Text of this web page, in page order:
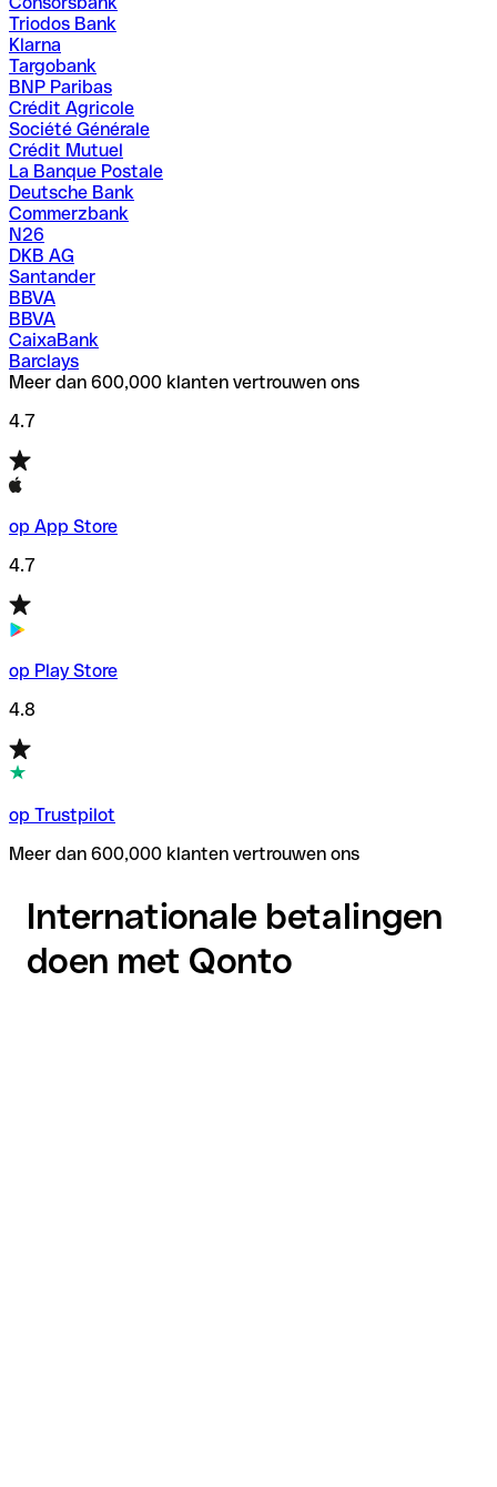
Triodos Bank
Klarna
Targobank
BNP Paribas
Crédit Agricole
Société Générale
Crédit Mutuel
La Banque Postale
Deutsche Bank
Commerzbank
N26
DKB AG
Santander
BBVA
BBVA
CaixaBank
Barclays
Meer dan 600,000 klanten vertrouwen ons
4.7
op App Store
4.7
op Play Store
4.8
op Trustpilot
Meer dan 600,000 klanten vertrouwen ons
Internationale betalingen
doen met Qonto